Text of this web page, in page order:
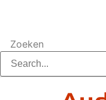
Zoeken